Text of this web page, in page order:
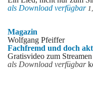
als Download verfügbar
Magazin
Wolfgang Pfeiffer
Fachfremd und doch
Gratisvideo zum Streamen
als Download verfügbar